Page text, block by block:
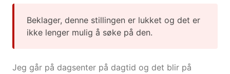
Beklager, denne stillingen er lukket og det er
ikke lenger mulig å søke på den.
Jeg går på dagsenter på dagtid og det blir på